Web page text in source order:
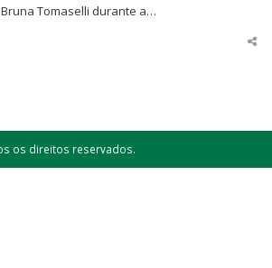
Tomaselli durante a…
os direitos reservados.